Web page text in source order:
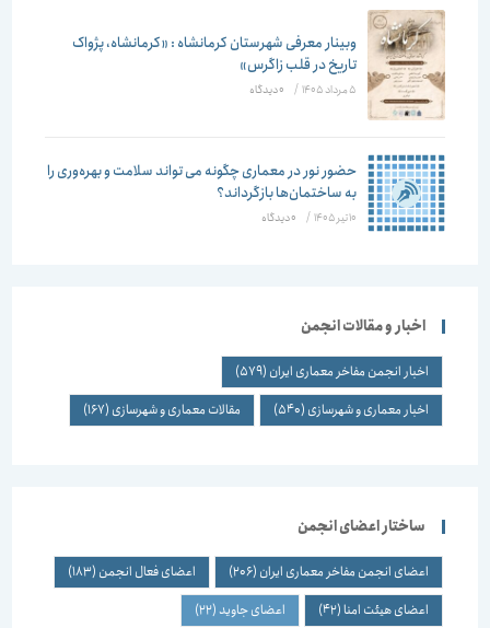
وبینار معرفی شهرستان کرمانشاه : «کرمانشاه، پژواک
تاریخ در قلب زاگرس»
5 مرداد 1405 / ۰ دیدگاه
حضور نور در معماری چگونه می تواند سلامت و بهره‌وری را
به ساختمان‌ها بازگرداند؟
10 تیر 1405 / ۰ دیدگاه
اخبار و مقالات انجمن
اخبار انجمن مفاخر معماری ایران(579)
اخبار معماری و شهرسازی(540) مقالات معماری و شهرسازی(167)
ساختار اعضای انجمن
اعضای انجمن مفاخر معماری ایران(206) اعضای فعال انجمن(183)
اعضای هیئت امنا (42) اعضای جاوید(22)